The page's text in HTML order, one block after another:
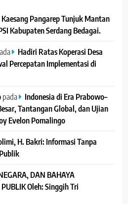
Kaesang Pangarep Tunjuk Mantan
Kabupaten Serdang Bedagai.
Hadiri Ratas Koperasi Desa
Percepatan Implementasi di
pada
Indonesia di Era Prabowo–
Tantangan Global, dan Ujian
Evelon Pomalingo
H. Bakri: Informasi Tanpa
DAN BAHAYA
Oleh: Singgih Tri